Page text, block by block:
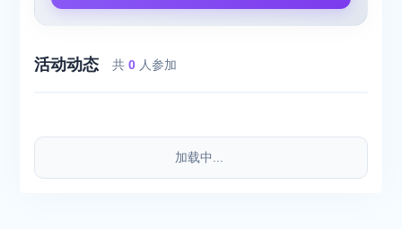
活动动态 共0 人参加
加载中...